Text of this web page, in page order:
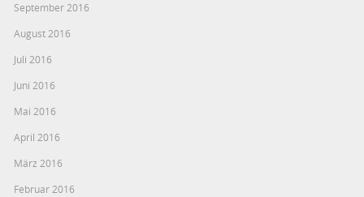
September 2016
August 2016
Juli 2016
Juni 2016
Mai 2016
April 2016
März 2016
Februar 2016